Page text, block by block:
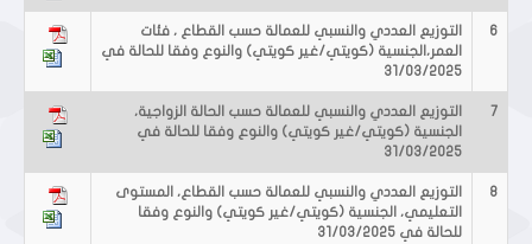
6
التوزيع العددي والنسبي للعمالة حسب القطاع ، فئات
العمر،الجنسية (كويتي/غير كويتي) والنوع وفقا للحالة في
31/03/2025
7
التوزيع العددي والنسبي للعمالة حسب الحالة الزواجية،
الجنسية (كويتي/غير كويتي) والنوع وفقا للحالة في
31/03/2025
8
التوزيع العددي والنسبي للعمالة حسب القطاع، المستوى
التعليمي، الجنسية (كويتي/غير كويتي) والنوع وفقا
للحالة في 31/03/2025